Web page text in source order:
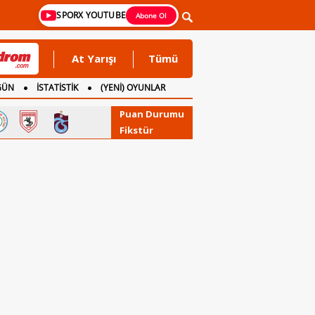
SPORX YOUTUBE Abone Ol
At Yarışı Tümü
İSTATİSTİK (YENİ) OYUNLAR
Puan Durumu
Fikstür